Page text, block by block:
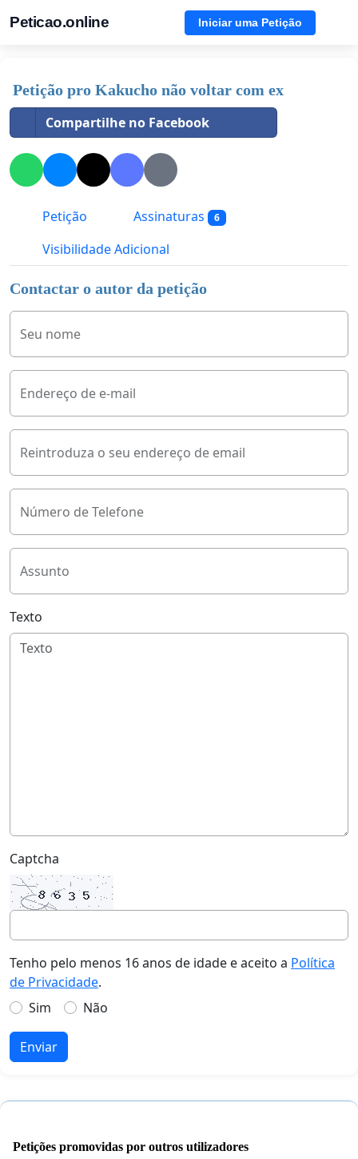
Peticao.online Iniciar uma Petição
Petição pro Kakucho não voltar com ex
Compartilhe no Facebook
Petição Assinaturas 6
Visibilidade Adicional
Contactar o autor da petição
Seu nome
Endereço de e-mail
Reintroduza o seu endereço de email
Número de Telefone
Assunto
Texto
Captcha
Tenho pelo menos 16 anos de idade e aceito a Política
de Privacidade.
Sim
Não
Enviar
Petições promovidas por outros utilizadores